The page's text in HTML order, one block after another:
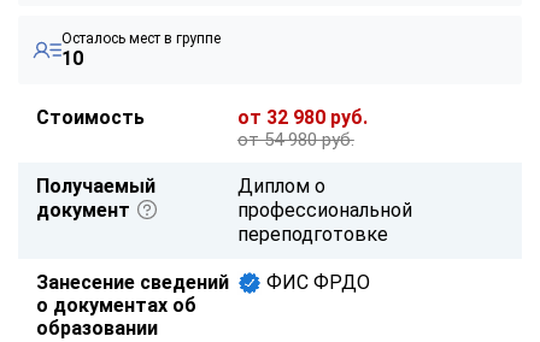
Осталось мест в группе
10
Стоимость от 32 980 руб.
от 54 980 руб.
Получаемый
документ
Диплом о
профессиональной
переподготовке
Занесение сведений
о документах об
образовании
ФИС ФРДО